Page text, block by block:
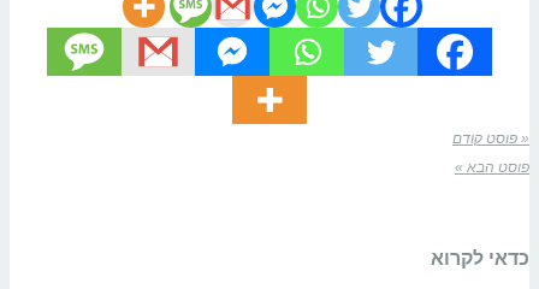
« פוסט קודם
פוסט הבא »
כדאי לקרוא